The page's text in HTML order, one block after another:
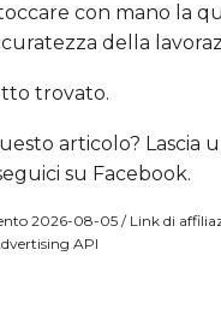
con mano la
della
trovato.
articolo? Lascia
su Facebook.
2026-08-05 / Link di
API